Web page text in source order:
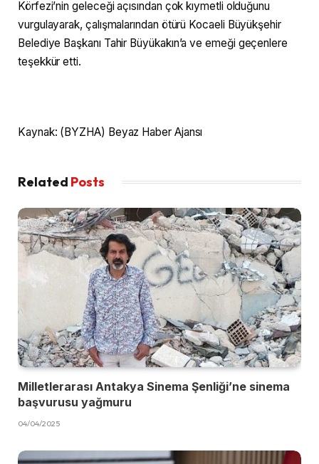
Körfezi’nin geleceği açısından çok kıymetli olduğunu
vurgulayarak, çalışmalarından ötürü Kocaeli Büyükşehir
Belediye Başkanı Tahir Büyükakın’a ve emeği geçenlere
teşekkür etti.
Kaynak: (BYZHA) Beyaz Haber Ajansı
Related Posts
Milletlerarası Antakya Sinema Şenliği’ne sinema
başvurusu yağmuru
04/04/2025